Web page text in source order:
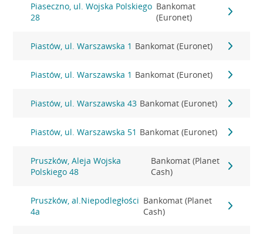
Piaseczno, ul. Wojska Polskiego
28
Bankomat
(Euronet)
Piastów, ul. Warszawska 1 Bankomat (Euronet)
Piastów, ul. Warszawska 1 Bankomat (Euronet)
Piastów, ul. Warszawska 43 Bankomat (Euronet)
Piastów, ul. Warszawska 51 Bankomat (Euronet)
Pruszków, Aleja Wojska
Polskiego 48
Bankomat (Planet
Cash)
Pruszków, al.Niepodległości
4a
Bankomat (Planet
Cash)